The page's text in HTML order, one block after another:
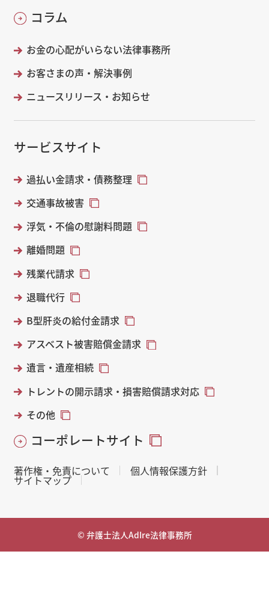
コラム
お金の心配がいらない法律事務所
お客さまの声・解決事例
ニュースリリース・お知らせ
サービスサイト
過払い金請求・債務整理
交通事故被害
浮気・不倫の慰謝料問題
離婚問題
残業代請求
退職代行
B型肝炎の給付金請求
アスベスト被害賠償金請求
遺言・遺産相続
トレントの開示請求・損害賠償請求対応
その他
コーポレートサイト
著作権・免責について 個人情報保護方針
サイトマップ
© 弁護士法人AdIre法律事務所